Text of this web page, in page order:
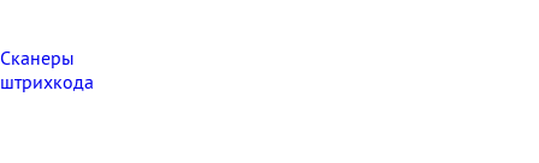
Сканеры
штрихкода